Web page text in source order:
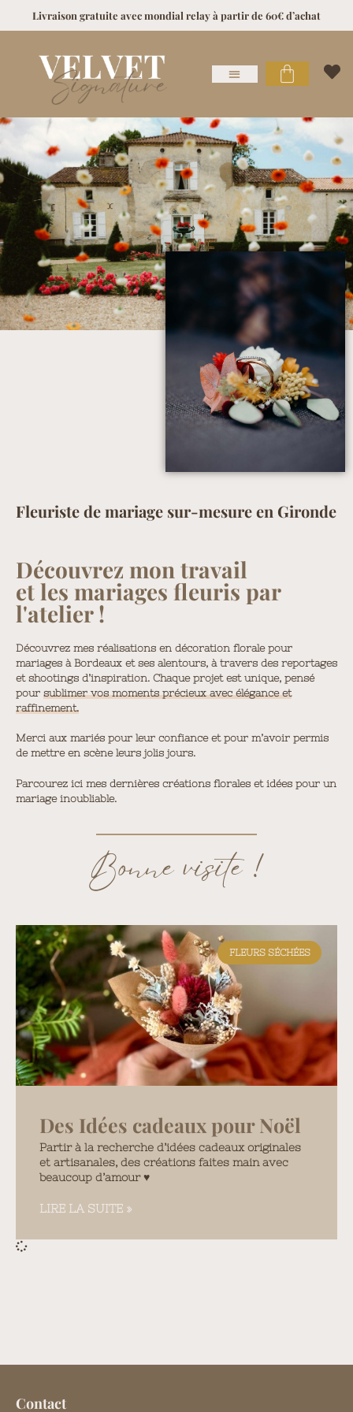
Livraison gratuite avec mondial relay à partir de 60€ d’achat
Fleuriste de mariage sur-mesure en Gironde
Découvrez mon travail
et les mariages fleuris par
l'atelier !
Découvrez mes réalisations en décoration florale pour
mariages à Bordeaux et ses alentours, à travers des reportages
et shootings d’inspiration. Chaque projet est unique, pensé
pour sublimer vos moments précieux avec élégance et
raffinement.
Merci aux mariés pour leur confiance et pour m’avoir permis
de mettre en scène leurs jolis jours.
Parcourez ici mes dernières créations florales et idées pour un
mariage inoubliable.
Bonne visite !
FLEURS SÉCHÉES
Des Idées cadeaux pour Noël
Partir à la recherche d’idées cadeaux originales
et artisanales, des créations faites main avec
beaucoup d’amour ♥️
LIRE LA SUITE »
Contact